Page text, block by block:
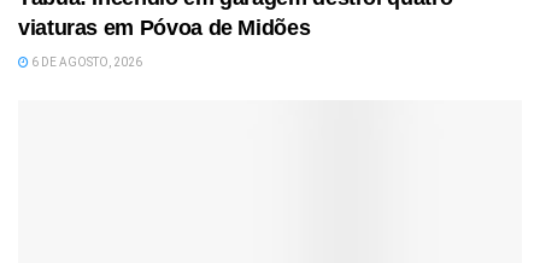
viaturas em Póvoa de Midões
6 DE AGOSTO, 2026